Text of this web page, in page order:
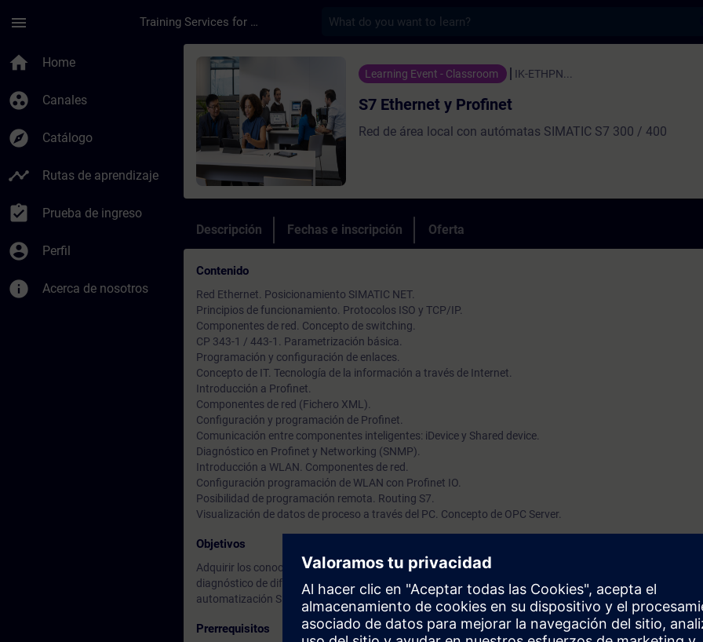
menu Training Services for Digital Industries
home Home
group_work Canales
explore Catálogo
timeline Rutas de aprendizaje
assignment_turned_in Prueba de ingreso
account_circle Perfil
info Acerca de nosotros
Curso - S7 Ethernet y Profinet - Entrenamiento -
Learning Event - Classroom IK-ETHPN...
S7 Ethernet y Profinet
Red de área local con autómatas SIMATIC S7 300 / 400
Descripción Fechas e inscripción Oferta
Contenido
Red Ethernet. Posicionamiento SIMATIC NET.
Principios de funcionamiento. Protocolos ISO y TCP/IP.
Componentes de red. Concepto de switching.
CP 343-1 / 443-1. Parametrización básica.
Programación y configuración de enlaces.
Concepto de IT. Tecnología de la información a través de Internet.
Introducción a Profinet.
Componentes de red (Fichero XML).
Configuración y programación de Profinet.
Comunicación entre componentes inteligentes: iDevice y Shared device.
Diagnóstico en Profinet y Networking (SNMP).
Introducción a WLAN. Componentes de red.
Configuración programación de WLAN con Profinet IO.
Posibilidad de programación remota. Routing S7.
Visualización de datos de proceso a través del PC. Concepto de OPC Server.
Objetivos
Adquirir los conocimientos necesarios que permitan al participante el montaje, configuración,
diagnóstico de diferentes topologías de red Ethernet y Profinet a través de la amplia gama de equipos de
automatización SIMATIC S7.
Prerrequisitos